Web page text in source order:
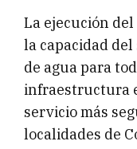
La ejecución
la capacidad
de agua para
infraestructura
servicio más
localidades de